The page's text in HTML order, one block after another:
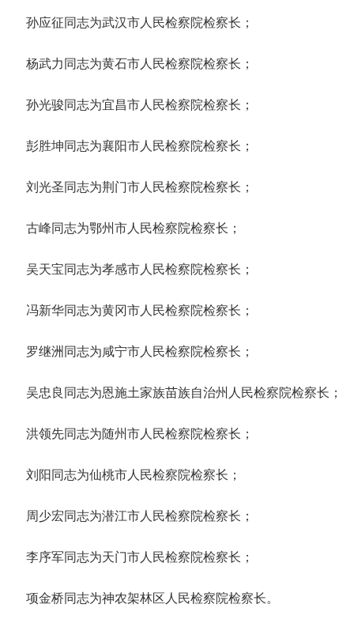
孙应征同志为武汉市人民检察院检察长；
杨武力同志为黄石市人民检察院检察长；
孙光骏同志为宜昌市人民检察院检察长；
彭胜坤同志为襄阳市人民检察院检察长；
刘光圣同志为荆门市人民检察院检察长；
古峰同志为鄂州市人民检察院检察长；
吴天宝同志为孝感市人民检察院检察长；
冯新华同志为黄冈市人民检察院检察长；
罗继洲同志为咸宁市人民检察院检察长；
吴忠良同志为恩施土家族苗族自治州人民检察院检察长；
洪领先同志为随州市人民检察院检察长；
刘阳同志为仙桃市人民检察院检察长；
周少宏同志为潜江市人民检察院检察长；
李序军同志为天门市人民检察院检察长；
项金桥同志为神农架林区人民检察院检察长。